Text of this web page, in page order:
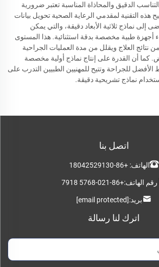
الدقيق والمحاذاة المناسبة تعتبر ضرورية
هذه التقنية لمقدمي الرعاية الصحية تحويل بيانات
إلى نماذج ثلاثية الأبعاد دقيقة، والتي يمكن
أجهزة طبية مخصصة بدقة استثنائية. هذا المستوى
العلاج ويقلل من مدة العمليات الجراحية
كما أن القدرة على إنتاج نماذج أولية مخصصة
للجراحة وتتيح للمهنيين الطبيين التدرب على
نماذج تشريحية دقيقة.
اتصل بنا
الهاتف:+86-18042529130
رقم الهاتف:+86-021-5768 7918
بريد:[email protected]
اترك لنا رسالة